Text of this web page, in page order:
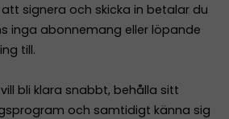
signera och skicka in betalar du
inga abonnemang eller löpande
till.
bli klara snabbt, behålla sitt
och samtidigt känna sig